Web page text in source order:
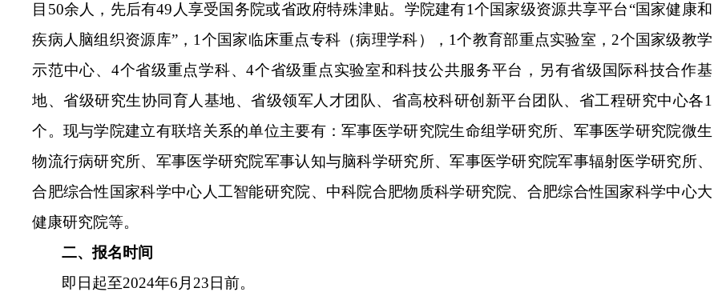
目50余人，先后有49人享受国务院或省政府特殊津贴。学院建有1个国家级资源共享平台“国家健康和
疾病人脑组织资源库”，1个国家临床重点专科（病理学科），1个教育部重点实验室，2个国家级教学
示范中心、4个省级重点学科、4个省级重点实验室和科技公共服务平台，另有省级国际科技合作基
地、省级研究生协同育人基地、省级领军人才团队、省高校科研创新平台团队、省工程研究中心各1
个。现与学院建立有联培关系的单位主要有：军事医学研究院生命组学研究所、军事医学研究院微生
物流行病研究所、军事医学研究院军事认知与脑科学研究所、军事医学研究院军事辐射医学研究所、
合肥综合性国家科学中心人工智能研究院、中科院合肥物质科学研究院、合肥综合性国家科学中心大
健康研究院等。
二、报名时间
即日起至2024年6月23日前。